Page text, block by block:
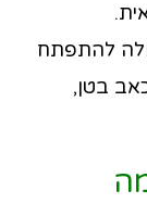
להתפתח
בטן,